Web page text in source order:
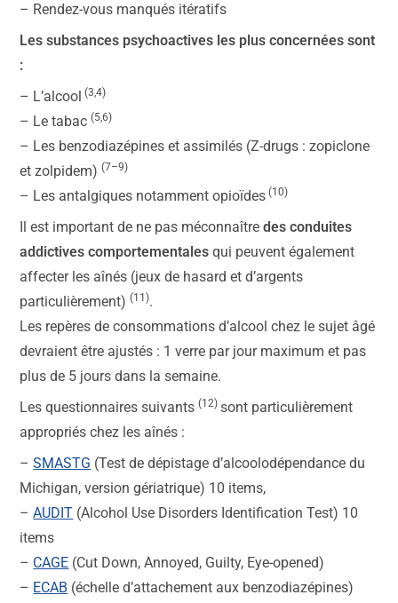
– Rendez-vous manqués itératifs
Les substances psychoactives les plus concernées sont
:
– L’alcool (3,4)
– Le tabac(5,6)
– Les benzodiazépines et assimilés (Z-drugs : zopiclone
et zolpidem)(7–9)
– Les antalgiques notamment opioïdes (10)
Il est important de ne pas méconnaîtredes conduites
addictives comportementales qui peuvent également
affecter les aînés (jeux de hasard et d’argents
particulièrement)(11).
Les repères de consommations d’alcool chez le sujet âgé
devraient être ajustés : 1 verre par jour maximum et pas
plus de 5 jours dans la semaine.
Les questionnaires suivants(12) sont particulièrement
appropriés chez les aînés :
–SMASTG (Test de dépistage d’alcoolodépendance du
Michigan, version gériatrique) 10 items,
–AUDIT (Alcohol Use Disorders Identification Test) 10
items
– CAGE (Cut Down, Annoyed, Guilty, Eye-opened)
– ECAB (échelle d’attachement aux benzodiazépines)